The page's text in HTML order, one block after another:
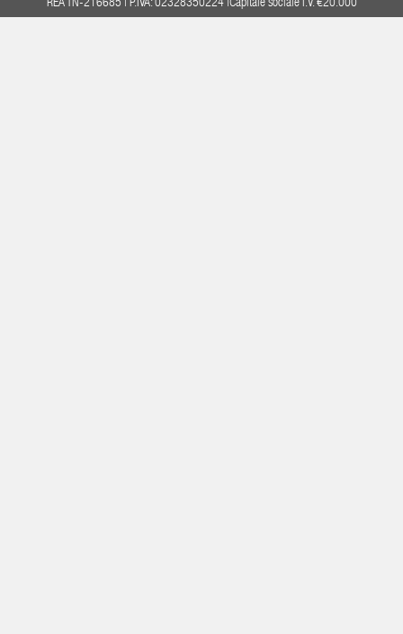
REA TN-216685 | P.IVA: 02328350224 |Capitale sociale I.V. €20.000